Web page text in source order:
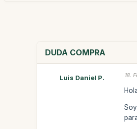
DUDA COMPRA
Luis Daniel P. 18.